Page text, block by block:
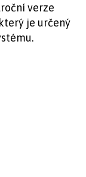
verze
je určený